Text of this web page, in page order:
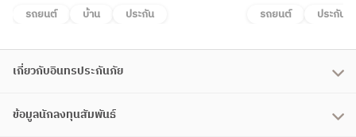
รถยนต์ บ้าน ประกัน รถยนต์ ประกัน
เกี่ยวกับอินทรประกันภัย
ข้อมูลนักลงทุนสัมพันธ์